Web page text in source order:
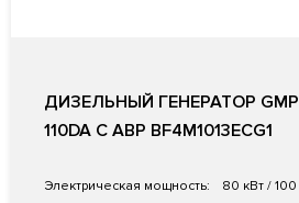
ДИЗЕЛЬНЫЙ ГЕНЕРАТОР GMP
110DA С АВР BF4M1013ECG1
Электрическая мощность:
80 кВт / 100